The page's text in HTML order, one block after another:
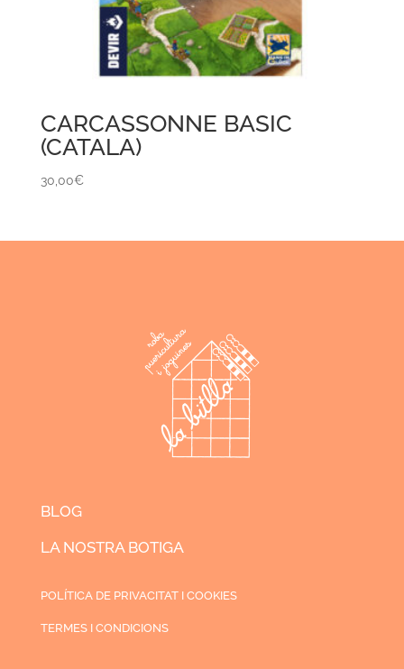
CARCASSONNE BASIC
(CATALA)
30,00€
BLOG
LA NOSTRA BOTIGA
POLÍTICA DE PRIVACITAT I COOKIES
TERMES I CONDICIONS